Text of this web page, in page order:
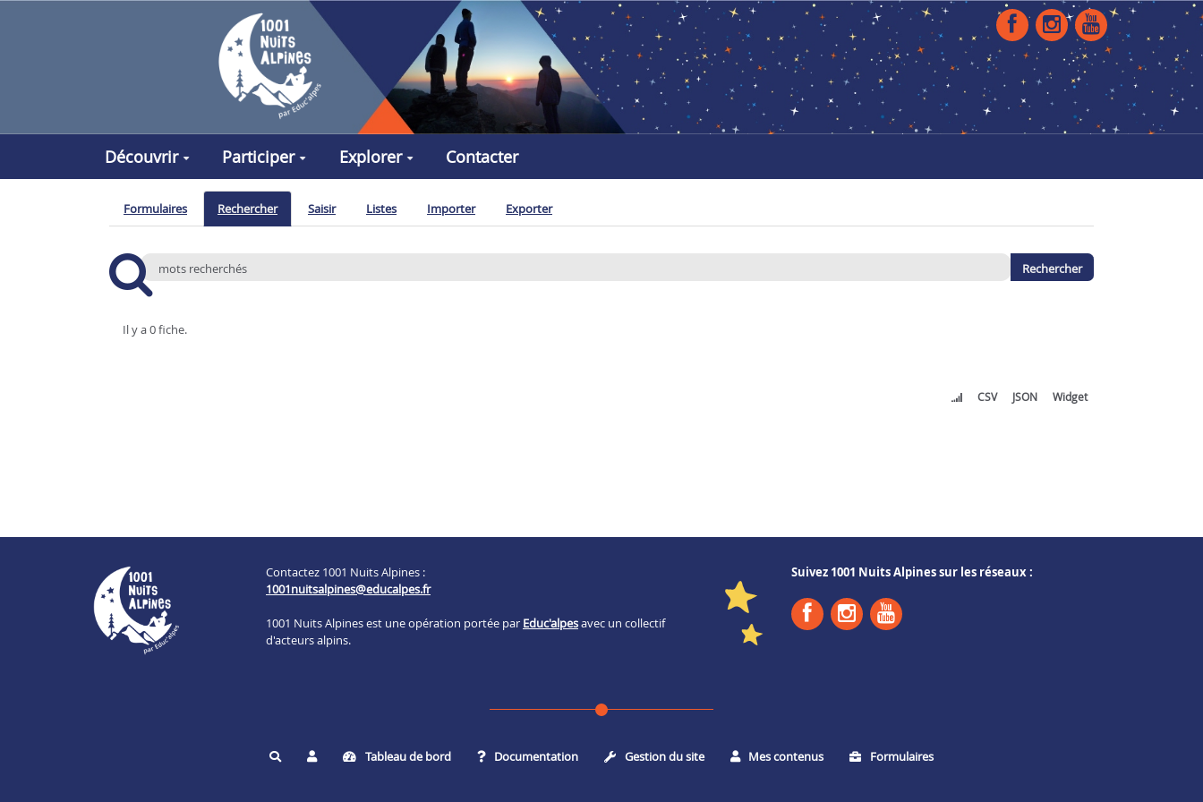
Découvrir Participer Explorer Contacter
Formulaires Rechercher Saisir Listes Importer Exporter
Il y a 0 fiche.
CSV JSON Widget
Contactez 1001 Nuits Alpines :
1001nuitsalpines@educalpes.fr
1001 Nuits Alpines est une opération portée par Educ'alpesavec un collectif
d'acteurs alpins.
Suivez 1001 Nuits Alpines sur les réseaux :
Rechercher Tableau de bord Documentation Gestion du site Mes contenus Formulaires